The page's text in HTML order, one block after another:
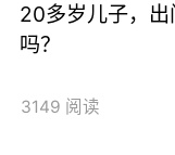
20多岁儿子，
吗？
3149 阅读